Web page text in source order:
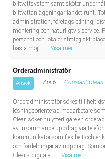
biltvättsystem samt sköter
biltvättanläggningar landet runt.
administration, företagsledning,
montering och naturligtvis service.
personal och lokaler strategiskt
bästa möjl...
Visa mer
Orderadministratör
Ansök Apr 6 Constant Clean
Orderadministratör sökes till
lösningsorienterad medarbetare
Clean söker nu ytterligare en
av inkommande uppdrag via
kommunikatör som flexibelt och
och fördelningar av uppdrag. Som
Cleans digitala...
Visa mer